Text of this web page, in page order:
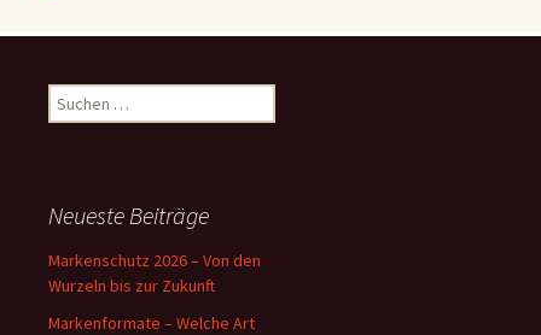
Suchen
nach:
Neueste Beiträge
Markenschutz 2026 – Von den
Wurzeln bis zur Zukunft
Markenformate – Welche Art